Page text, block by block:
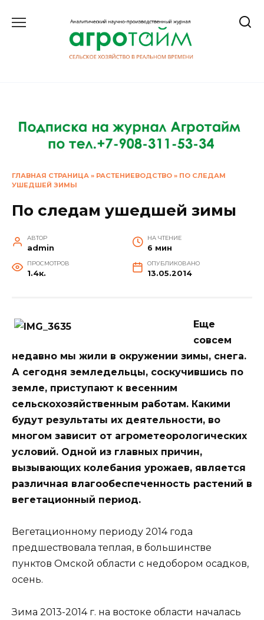
ГЛАВНАЯ СТРАНИЦА » РАСТЕНИЕВОДСТВО » ПО СЛЕДАМ
УШЕДШЕЙ ЗИМЫ
По следам ушедшей зимы
АВТОР
admin
НА ЧТЕНИЕ
6 мин
ПРОСМОТРОВ
1.4к.
ОПУБЛИКОВАНО
13.05.2014
Еще
совсем
недавно мы жили в окружении зимы, снега.
А сегодня земледельцы, соскучившись по
земле, приступают к весенним
сельскохозяйственным работам. Какими
будут результаты их деятельности, во
многом зависит от агрометеорологических
условий. Одной из главных причин,
вызывающих колебания урожаев, является
различная влагообеспеченность растений в
вегетационный период.
Вегетационному периоду 2014 года
предшествовала теплая, в большинстве
пунктов Омской области с недобором осадков,
осень.
Зима 2013-2014 г. на востоке области началась